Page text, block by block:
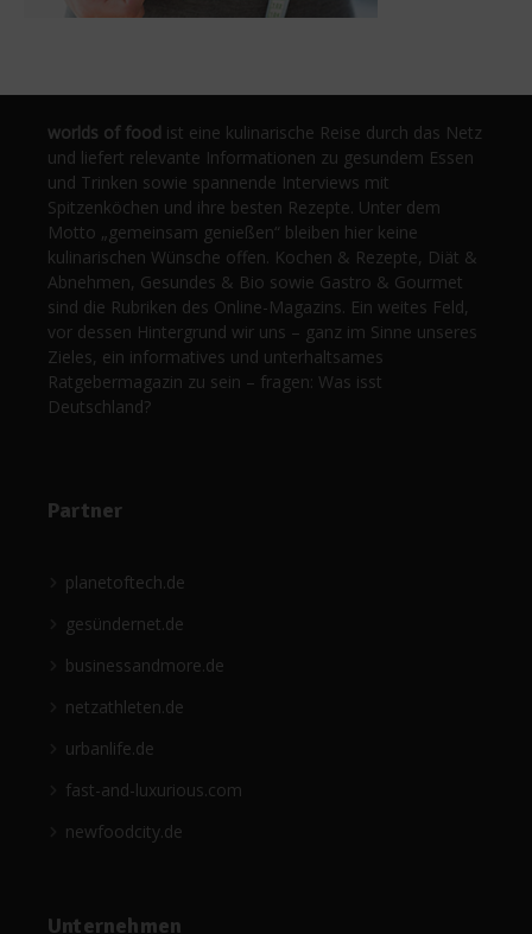
worlds of food ist eine kulinarische Reise durch das Netz
und liefert relevante Informationen zu gesundem Essen
und Trinken sowie spannende Interviews mit
Spitzenköchen und ihre besten Rezepte. Unter dem
Motto „gemeinsam genießen“ bleiben hier keine
kulinarischen Wünsche offen. Kochen & Rezepte, Diät &
Abnehmen, Gesundes & Bio sowie Gastro & Gourmet
sind die Rubriken des Online-Magazins. Ein weites Feld,
vor dessen Hintergrund wir uns – ganz im Sinne unseres
Zieles, ein informatives und unterhaltsames
Ratgebermagazin zu sein – fragen: Was isst
Deutschland?
Partner
planetoftech.de
gesündernet.de
businessandmore.de
netzathleten.de
urbanlife.de
fast-and-luxurious.com
newfoodcity.de
Unternehmen